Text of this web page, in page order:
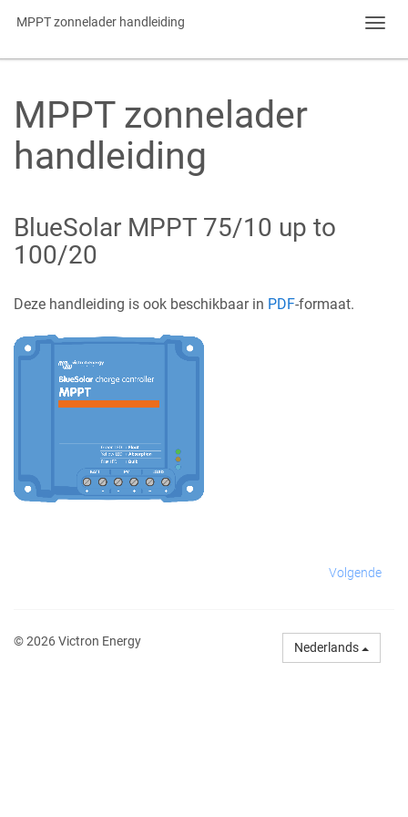
MPPT zonnelader handleiding
MPPT zonnelader
handleiding
BlueSolar MPPT 75/10 up to
100/20
Deze handleiding is ook beschikbaar in PDF-formaat.
Volgende
© 2026 Victron Energy Nederlands